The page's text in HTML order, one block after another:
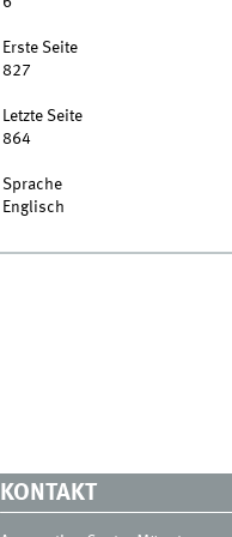
Erste Seite
827
Letzte Seite
864
Sprache
Englisch
KONTAKT